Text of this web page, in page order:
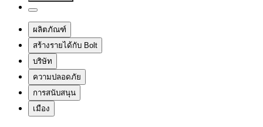
ผลิตภัณฑ์
สร้างรายได้กับ Bolt
บริษัท
ความปลอดภัย
การสนับสนุน
เมือง